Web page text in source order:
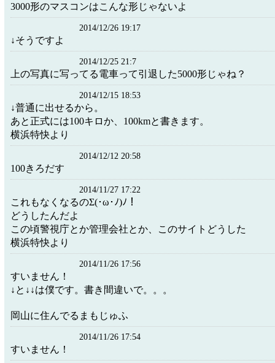
3000形のマスコンはこんな形じゃないよ
2014/12/26 19:17
↓そうですよ
2014/12/25 21:7
上の写真に写ってる電車って引退した5000形じゃね？
2014/12/15 18:53
↓普通に出せるから。
あと正式には100キロか、100kmと書きます。
横浜特快より
2014/12/12 20:58
100きろだす
2014/11/27 17:22
これもなくなるのΣ(･ω･ﾉ)ﾉ！
どうしたんだよ
この頃警視庁とか管理会社とか、このサイトどうした
横浜特快より
2014/11/26 17:56
すいません！
↓と↓↓は僕です。書き間違いで。。。
岡山に住んでるまもじゅふ
2014/11/26 17:54
すいません！